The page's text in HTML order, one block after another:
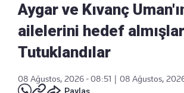
Aygar ve Kıvanç
ailelerini hedef
Tutuklandılar
08 Ağustos, 2026 - 08:51
08 Ağustos,